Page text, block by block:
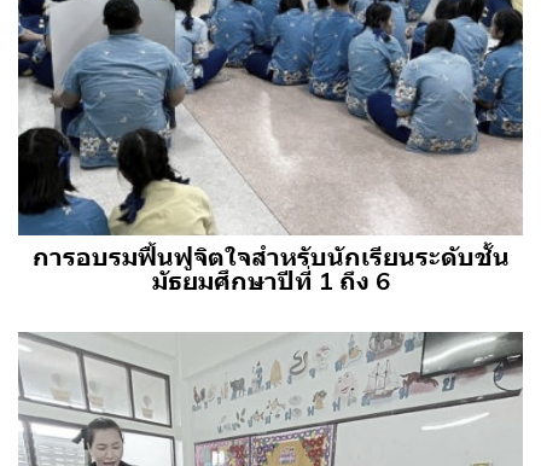
การอบรมฟื้นฟูจิตใจสำหรับนักเรียนระดับชั้น
มัธยมศึกษาปีที่ 1 ถึง 6